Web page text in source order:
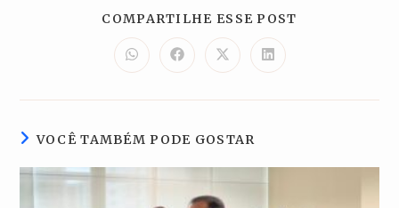
COMPARTILHE ESSE POST
Abre
em
nova
Abre
em
nova
Abre
em
nova
Abre
em
nova
VOCÊ TAMBÉM PODE GOSTAR